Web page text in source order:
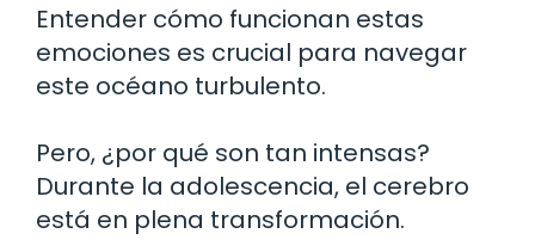
Entender cómo funcionan estas
emociones es crucial para navegar
este océano turbulento.
Pero, ¿por qué son tan intensas?
Durante la adolescencia, el cerebro
está en plena transformación.